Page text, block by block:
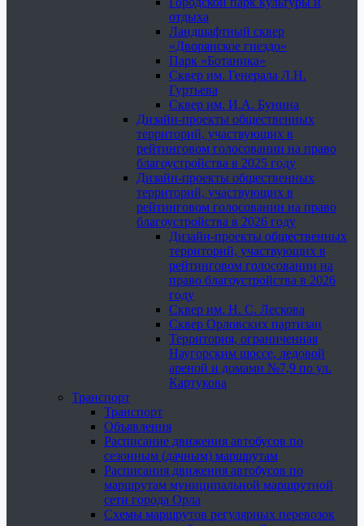
отдыха
Ландшафтный сквер
«Дворянское гнездо»
Парк «Ботаника»
Сквер им. Генерала Л.Н.
Гуртьева
Сквер им. И.А. Бунина
Дизайн-проекты общественных
территорий, участвующих в
рейтинговом голосовании на право
благоустройства в 2025 году
Дизайн-проекты общественных
территорий, участвующих в
рейтинговом голосовании на право
благоустройства в 2026 году
Дизайн-проекты общественных
территорий, участвующих в
рейтинговом голосовании на
право благоустройства в 2026
году
Сквер им. Н. С. Лескова
Сквер Орловских партизан
Территория, ограниченная
Наугорским шоссе, ледовой
ареной и домами №7,9 по ул.
Картукова
Транспорт
Транспорт
Объявления
Расписание движения автобусов по
сезонным (дачным) маршрутам
Расписания движения автобусов по
маршрутам муниципальной маршрутной
сети города Орла
Схемы маршрутов регулярных перевозок